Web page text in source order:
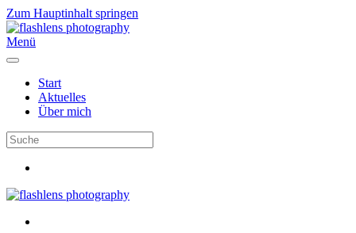
Zum Hauptinhalt springen
Menü
Start
Aktuelles
Über mich